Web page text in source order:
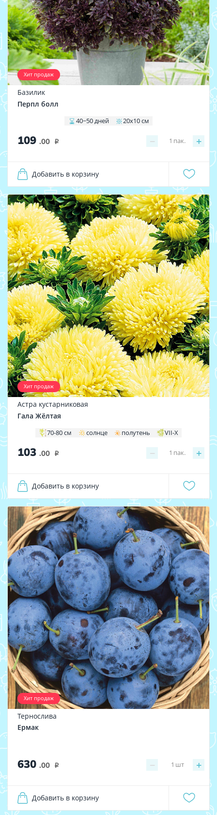
Хит продаж
Базилик
Перпл болл
40−50 дней 20х10 см
109 .00 i − +
1 пак.
Добавить в корзину
Хит продаж
Астра кустарниковая
Гала Жёлтая
70-80 см солнце полутень VII-X
103 .00 i − +
1 пак.
Добавить в корзину
Хит продаж
Тернослива
Ермак
630 .00 i − +
1 шт
Добавить в корзину